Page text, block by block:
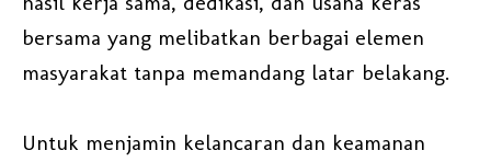
bersama yang melibatkan berbagai elemen
masyarakat tanpa memandang latar belakang.
Untuk menjamin kelancaran dan keamanan